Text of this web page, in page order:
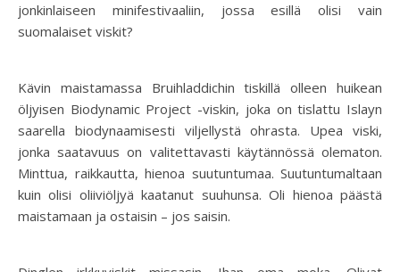
jonkinlaiseen minifestivaaliin, jossa esillä olisi vain
suomalaiset viskit?
Kävin maistamassa Bruihladdichin tiskillä olleen huikean
öljyisen Biodynamic Project -viskin, joka on tislattu Islayn
saarella biodynaamisesti viljellystä ohrasta. Upea viski,
jonka saatavuus on valitettavasti käytännössä olematon.
Minttua, raikkautta, hienoa suutuntumaa. Suutuntumaltaan
kuin olisi oliiviöljyä kaatanut suuhunsa. Oli hienoa päästä
maistamaan ja ostaisin – jos saisin.